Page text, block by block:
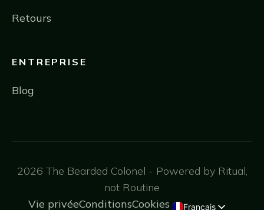
Retours
ENTREPRISE
Blog
Vie privéeConditionsCookies Français
2026 The Bearded Colonel - Powered by Ritual,
not Routine